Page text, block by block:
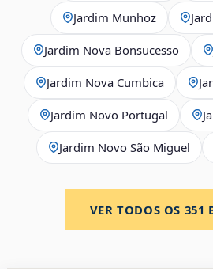
Jardim Munhoz
Jardim Nova Bonsucesso
Jardim Nova Cumbica
Jardim Novo Portugal
Jardim Novo São Miguel
VER TODOS OS 351